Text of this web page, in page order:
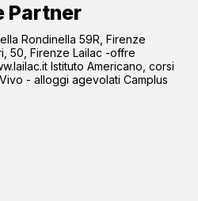
Partner
Rondinella 59R, Firenze
50, Firenze Lailac -offre
Istituto Americano, corsi
- alloggi agevolati Camplus